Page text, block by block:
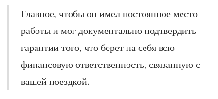
Главное, чтобы он имел постоянное место
работы и мог документально подтвердить
гарантии того, что берет на себя всю
финансовую ответственность, связанную с
вашей поездкой.